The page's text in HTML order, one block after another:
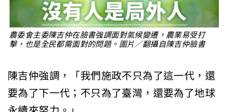
農委會主委陳吉仲在臉書強調面對氣候變遷，農業易受打
擊，也是全民都需面對的問題。圖片／翻攝自陳吉仲臉書
陳吉仲強調，「我們施政不只為了這一代，還
要為了下一代；不只為了臺灣，還要為了地球